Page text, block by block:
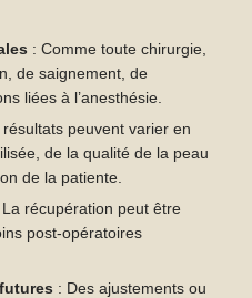
: Comme toute chirurgie,
de saignement, de
liées à l’anesthésie.
résultats peuvent varier en
de la qualité de la peau
de la patiente.
La récupération peut être
post-opératoires
: Des ajustements ou